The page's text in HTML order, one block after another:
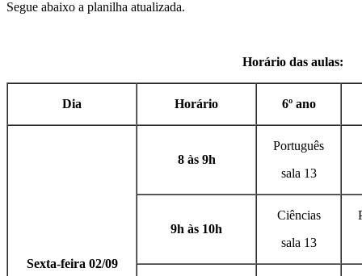
Segue abaixo a planilha atualizada.
Horário das aulas:
Dia Horário 6º ano
Sexta-feira 02/09
8 às 9h
Português
sala 13
9h às 10h
Ciências
sala 13